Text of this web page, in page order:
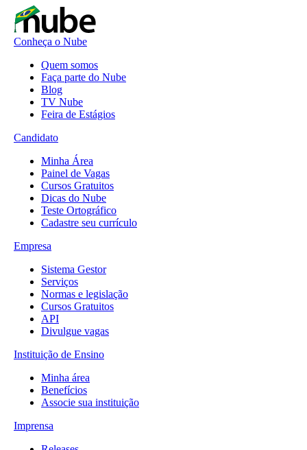
Conheça o Nube
Quem somos
Faça parte do Nube
Blog
TV Nube
Feira de Estágios
Candidato
Minha Área
Painel de Vagas
Cursos Gratuitos
Dicas do Nube
Teste Ortográfico
Cadastre seu currículo
Empresa
Sistema Gestor
Serviços
Normas e legislação
Cursos Gratuitos
API
Divulgue vagas
Instituição de Ensino
Minha área
Benefícios
Associe sua instituição
Imprensa